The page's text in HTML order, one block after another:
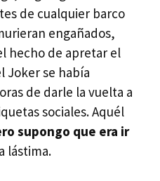
de cualquier barco
engañados,
hecho de apretar el
Joker se había
de darle la vuelta a
sociales. Aquél
supongo que era ir
lástima.